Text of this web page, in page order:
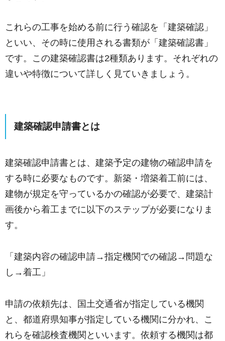
これらの工事を始める前に行う確認を「建築確認」
といい、その時に使用される書類が「建築確認書」
です。この建築確認書は2種類あります。それぞれの
違いや特徴について詳しく見ていきましょう。
建築確認申請書とは
建築確認申請書とは、建築予定の建物の確認申請を
する時に必要なものです。新築・増築着工前には、
建物が規定を守っているかの確認が必要で、建築計
画後から着工までに以下のステップが必要になりま
す。
「建築内容の確認申請→指定機関での確認→問題な
し→着工」
申請の依頼先は、国土交通省が指定している機関
と、都道府県知事が指定している機関に分かれ、こ
れらを確認検査機関といいます。依頼する機関は都